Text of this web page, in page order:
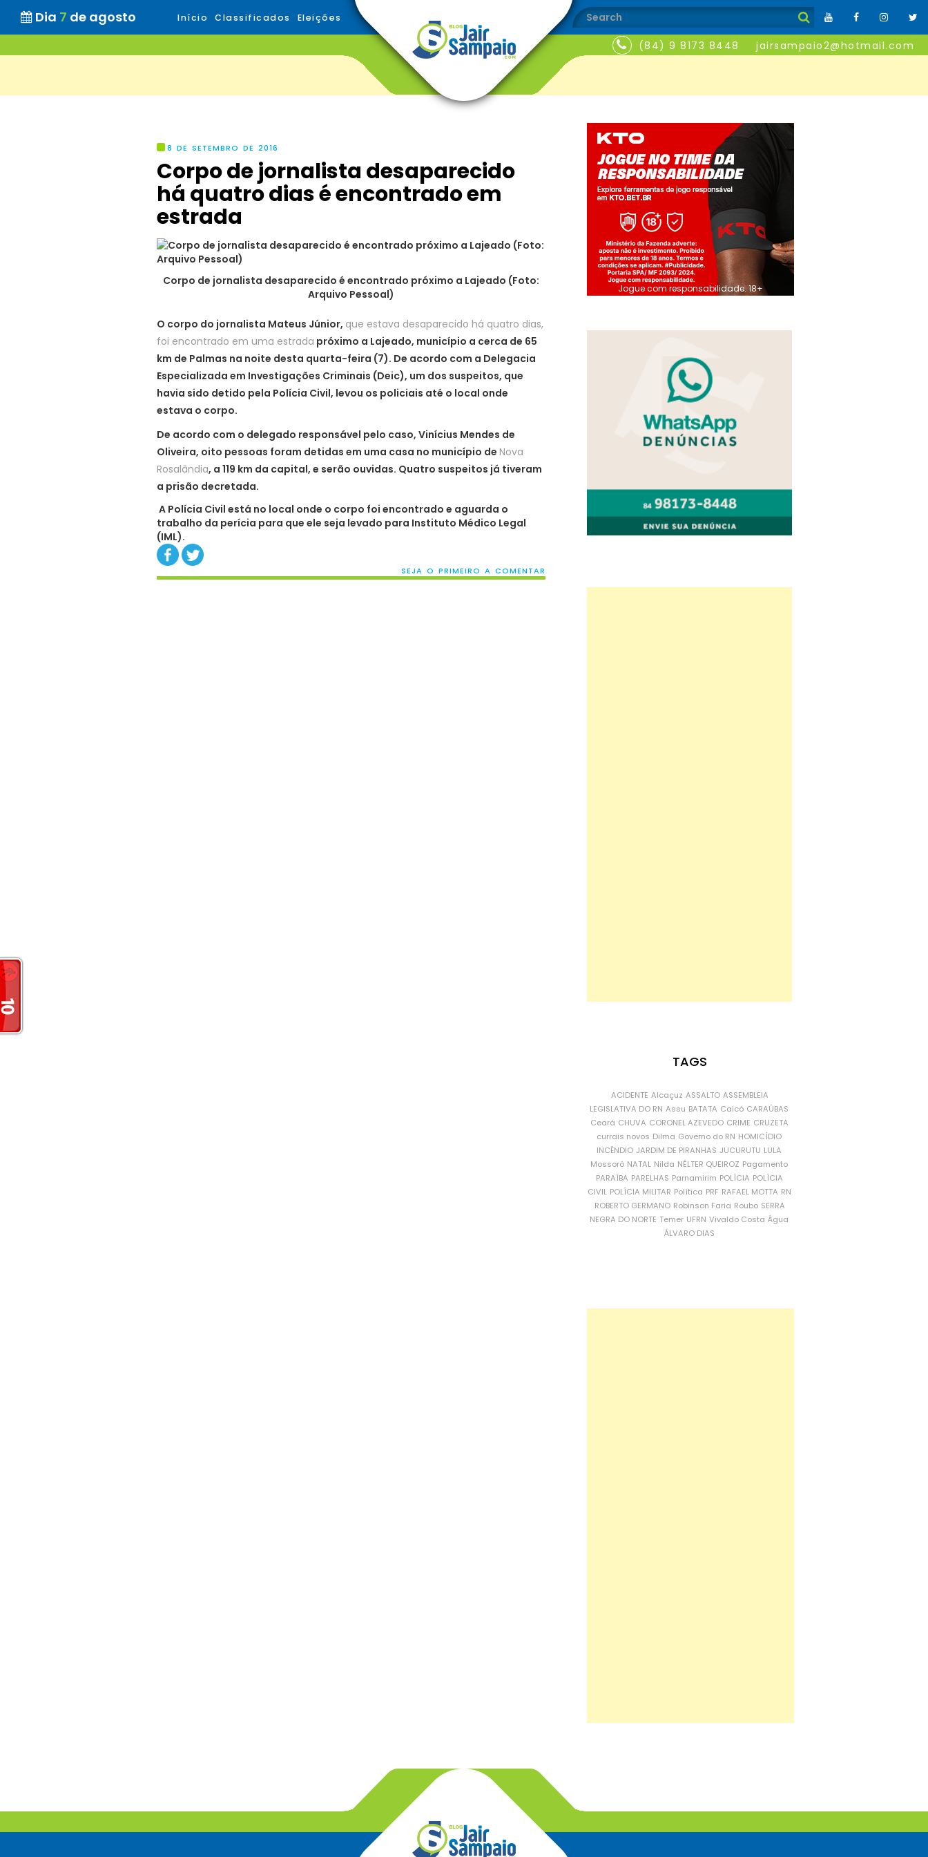
Dia 7 de agosto Início Classificados Eleições
(84) 9 8173 8448 jairsampaio2@hotmail.com
8 DE SETEMBRO DE 2016
Corpo de jornalista desaparecido
há quatro dias é encontrado em
estrada
Corpo de jornalista desaparecido é encontrado próximo a Lajeado (Foto:
Arquivo Pessoal)
O corpo do jornalista Mateus Júnior, que estava desaparecido há quatro dias,
foi encontrado em uma estrada próximo a Lajeado, município a cerca de 65
km de Palmas na noite desta quarta-feira (7). De acordo com a Delegacia
Especializada em Investigações Criminais (Deic), um dos suspeitos, que
havia sido detido pela Polícia Civil, levou os policiais até o local onde
estava o corpo.
De acordo com o delegado responsável pelo caso, Vinícius Mendes de
Oliveira, oito pessoas foram detidas em uma casa no município de Nova
Rosalândia, a 119 km da capital, e serão ouvidas. Quatro suspeitos já tiveram
a prisão decretada.
A Polícia Civil está no local onde o corpo foi encontrado e aguarda o
trabalho da perícia para que ele seja levado para Instituto Médico Legal
(IML).
SEJA O PRIMEIRO A COMENTAR
Jogue com responsabilidade. 18+
TAGS
ACIDENTE Alcaçuz ASSALTO ASSEMBLEIA
LEGISLATIVA DO RN Assu BATATA Caicó CARAÚBAS
Ceará CHUVA CORONEL AZEVEDO CRIME CRUZETA
currais novos Dilma Governo do RN HOMICÍDIO
INCÊNDIO JARDIM DE PIRANHAS JUCURUTU LULA
Mossoró NATAL Nilda NÉLTER QUEIROZ Pagamento
PARAÍBA PARELHAS Parnamirim POLÍCIA POLÍCIA
CIVIL POLÍCIA MILITAR Política PRF RAFAEL MOTTA RN
ROBERTO GERMANO Robinson Faria Roubo SERRA
NEGRA DO NORTE Temer UFRN Vivaldo Costa Água
ÁLVARO DIAS